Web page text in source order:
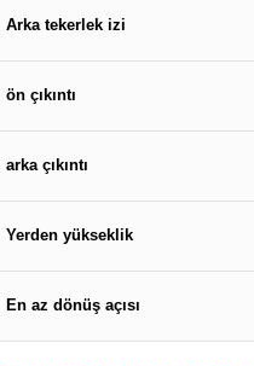
Arka tekerlek izi
ön çıkıntı
arka çıkıntı
Yerden yükseklik
En az dönüş açısı